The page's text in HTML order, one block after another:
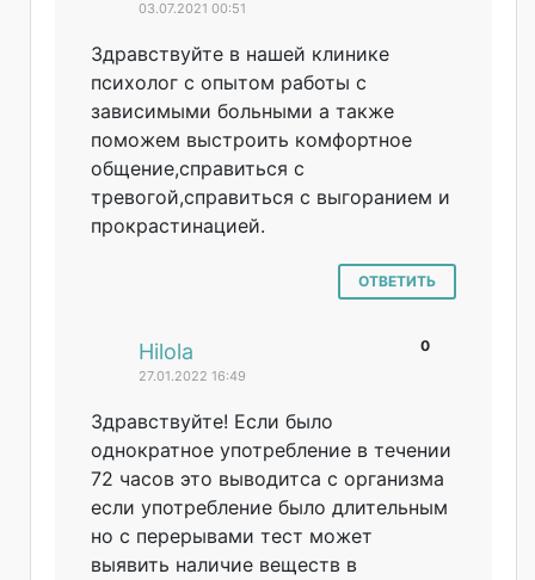
03.07.2021 00:51
Здравствуйте в нашей клинике
психолог с опытом работы с
зависимыми больными а также
поможем выстроить комфортное
общение,справиться с
тревогой,справиться с выгоранием и
прокрастинацией.
ОТВЕТИТЬ
0
Hilola
27.01.2022 16:49
Здравствуйте! Если было
однократное употребление в течении
72 часов это выводитса с организма
если употребление было длительным
но с перерывами тест может
выявить наличие веществ в